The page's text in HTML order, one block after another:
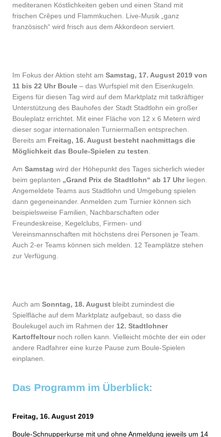
mediteranen Köstlichkeiten geben und einen Stand mit
frischen Crêpes und Flammkuchen. Live-Musik „ganz
französisch“ wird frisch aus dem Akkordeon serviert.
Im Fokus der Aktion steht am Samstag, 17. August 2019 von
11 bis 22 Uhr Boule – das Wurfspiel mit den Eisenkugeln.
Eigens für diesen Tag wird auf dem Marktplatz mit tatkräftiger
Unterstützung des Bauhofes der Stadt Stadtlohn ein großer
Bouleplatz errichtet. Mit einer Fläche von 12 x 6 Metern wird
dieser sogar internationalen Turniermaßen entsprechen.
Bereits am Freitag, 16. August besteht nachmittags die
Möglichkeit das Boule-Spielen zu testen
Am Samstag wird der Höhepunkt des Tages sicherlich wieder
beim geplanten „Grand Prix de Stadtlohn“ ab 17 Uhrliegen.
Angemeldete Teams aus Stadtlohn und Umgebung spielen
dann gegeneinander. Anmelden zum Turnier können sich
beispielsweise Familien, Nachbarschaften oder
Freundeskreise, Kegelclubs, Firmen- und
Vereinsmannschaften mit höchstens drei Personen je Team.
Auch 2-er Teams können sich melden. 12 Teamplätze stehen
zur Verfügung.
Auch am Sonntag, 18. August bleibt zumindest die
Spielfläche auf dem Marktplatz aufgebaut, so dass die
Boulekugel auch im Rahmen der 12. Stadtlohner
Kartoffeltournoch rollen kann. Vielleicht möchte der ein oder
andere Radfahrer eine kurze Pause zum Boule-Spielen
einplanen.
Das Programm im Überblick:
Freitag, 16. August 2019
Boule-Schnupperkurse mit und ohne Anmeldung jeweils um 14